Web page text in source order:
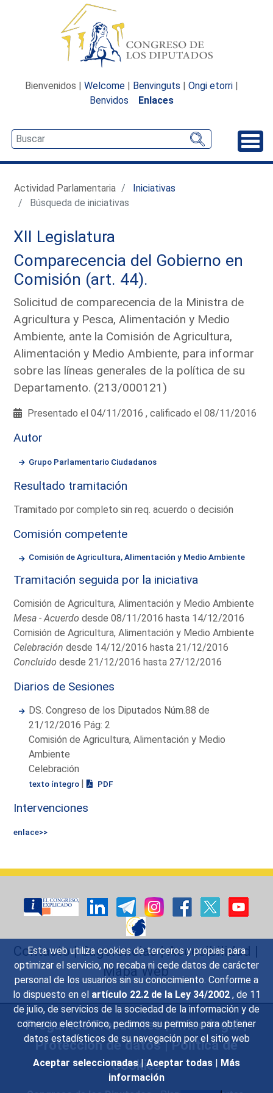
Esta web utiliza cookies de terceros y propias para
optimizar el servicio, no recaba ni cede datos de carácter
personal de los usuarios sin su conocimiento. Conforme a
lo dispuesto en el artículo 22.2 de la Ley 34/2002 , de 11
de julio, de servicios de la sociedad de la información y de
comercio electrónico, pedimos su permiso para obtener
datos estadísticos de su navegación por el sitio web
Aceptar seleccionadas | Aceptar todas | Más
información
Bienvenidos | Welcome | Benvinguts | Ongi etorri |
Benvidos
Enlaces
Actividad Parlamentaria
Iniciativas
Búsqueda de iniciativas
XII Legislatura
Comparecencia del Gobierno en
Comisión (art. 44).
Solicitud de comparecencia de la Ministra de
Agricultura y Pesca, Alimentación y Medio
Ambiente, ante la Comisión de Agricultura,
Alimentación y Medio Ambiente, para informar
sobre las líneas generales de la política de su
Departamento. (213/000121)
Presentado el 04/11/2016 , calificado el 08/11/2016
Autor
Grupo Parlamentario Ciudadanos
Resultado tramitación
Tramitado por completo sin req. acuerdo o decisión
Comisión competente
Comisión de Agricultura, Alimentación y Medio Ambiente
Tramitación seguida por la iniciativa
Comisión de Agricultura, Alimentación y Medio Ambiente
Mesa - Acuerdo desde 08/11/2016 hasta 14/12/2016
Comisión de Agricultura, Alimentación y Medio Ambiente
Celebración desde 14/12/2016 hasta 21/12/2016
Concluido desde 21/12/2016 hasta 27/12/2016
Diarios de Sesiones
DS. Congreso de los Diputados Núm.88 de
21/12/2016 Pág: 2
Comisión de Agricultura, Alimentación y Medio
Ambiente
Celebración
texto íntegro | PDF
Intervenciones
enlace>>
Contacto|Sugerencias|Accesibilidad |
Mapa Web
Preguntas Frecuentes|Aviso legal|
Protección de datos|Política de
Cookies